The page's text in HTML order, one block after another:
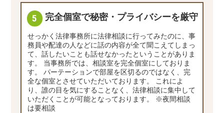
完全個室で秘密・プライバシーを厳守
せっかく法律事務所に法律相談に行ってみたのに、事
務員や配達の人などに話の内容が全て聞こえてしまっ
て、話したいことも話せなかったということがありま
す。 当事務所では、相談室を完全個室にしておりま
す。 パーテーションで部屋を区切るのではなく、完
全な個室とさせていただいております。 これによ
り、誰の目を気にすることなく、法律相談に集中して
いただくことが可能となっております。 ※夜間相談
は要相談